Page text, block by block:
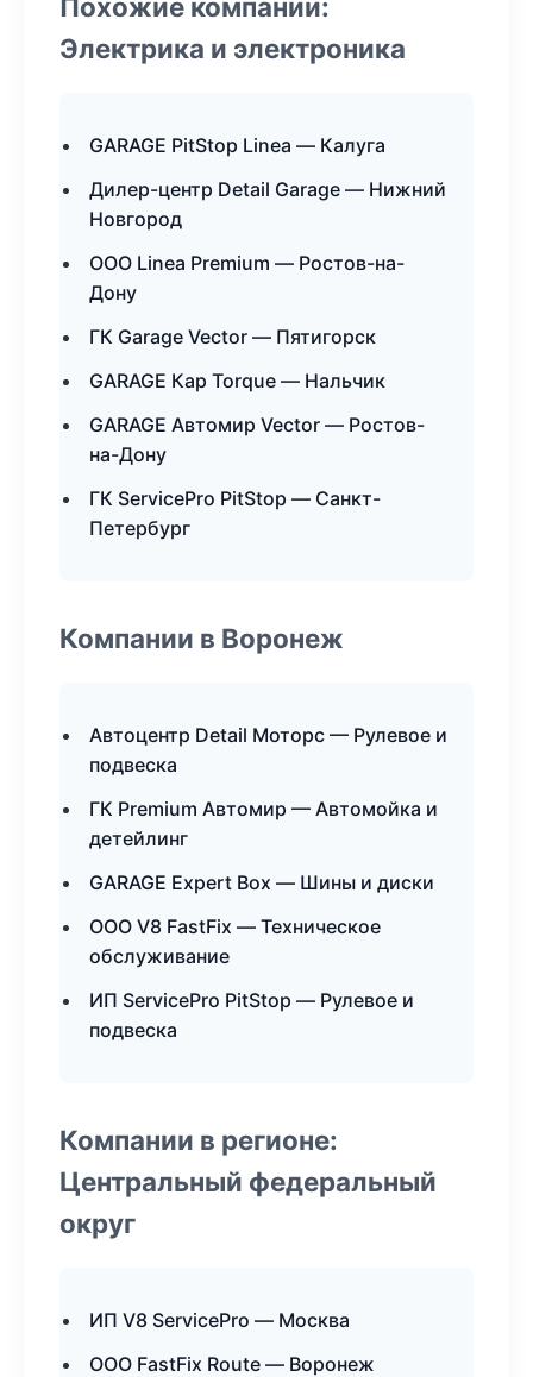
Похожие компании:
Электрика и электроника
GARAGE PitStop Linea — Калуга
Дилер-центр Detail Garage — Нижний
Новгород
ООО Linea Premium — Ростов-на-
Дону
ГК Garage Vector — Пятигорск
GARAGE Кар Torque — Нальчик
GARAGE Автомир Vector — Ростов-
на-Дону
ГК ServicePro PitStop — Санкт-
Петербург
Компании в Воронеж
Автоцентр Detail Моторс — Рулевое и
подвеска
ГК Premium Автомир — Автомойка и
детейлинг
GARAGE Expert Box — Шины и диски
ООО V8 FastFix — Техническое
обслуживание
ИП ServicePro PitStop — Рулевое и
подвеска
Компании в регионе:
Центральный федеральный
округ
ИП V8 ServicePro — Москва
ООО FastFix Route — Воронеж